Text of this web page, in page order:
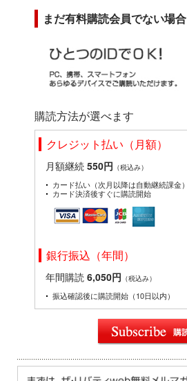
まだ有料購読会員でない場合
購読方法が選べます
クレジット払い（月額）
月額継続 550円 （税込み）
カード払い（次月以降は自動継続課金）
カード決済後すぐに購読開始
銀行振込（年間）
年間購読 6,050円 （税込み）
振込確認後に購読開始（10日以内）